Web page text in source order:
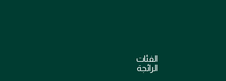
الفئات
الرائجة